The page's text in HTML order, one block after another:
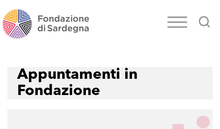
Appuntamenti in
Fondazione